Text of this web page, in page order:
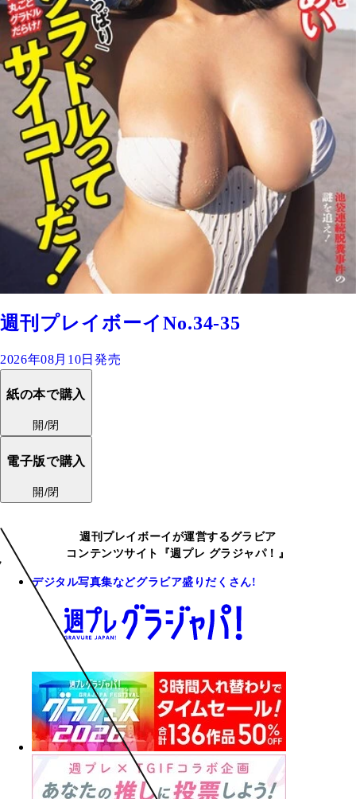
週刊プレイボーイNo.34-35
2026年08月10日発売
紙の本で購入
開/閉
電子版で購入
開/閉
週刊プレイボーイが運営するグラビア
コンテンツサイト『週プレ グラジャパ！』
デジタル写真集などグラビア盛りだくさん!